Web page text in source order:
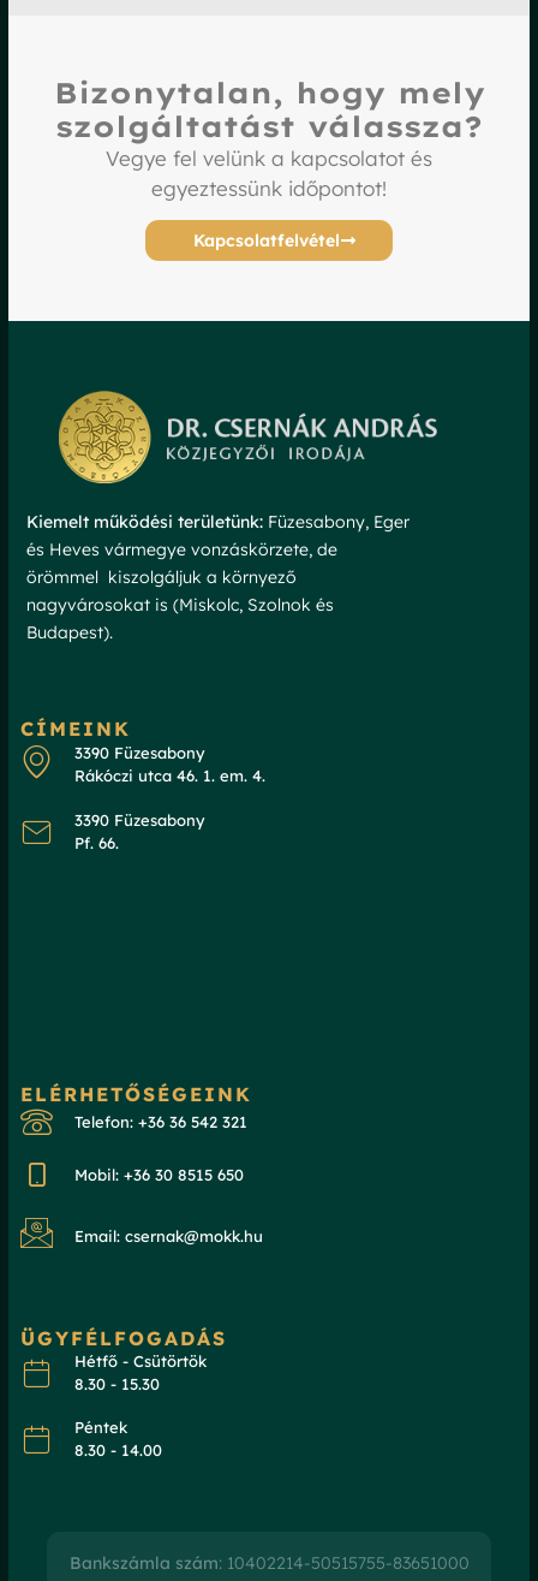
Bizonytalan, hogy mely
szolgáltatást válassza?
Vegye fel velünk a kapcsolatot és
egyeztessünk időpontot!
Kapcsolatfelvétel
Kiemelt működési területünk: Füzesabony, Eger
és Heves vármegye vonzáskörzete, de
örömmel kiszolgáljuk a környező
nagyvárosokat is (Miskolc, Szolnok és
Budapest).
CÍMEINK
3390 Füzesabony
Rákóczi utca 46. 1. em. 4.
3390 Füzesabony
Pf. 66.
ELÉRHETŐSÉGEINK
Telefon: +36 36 542 321
Mobil: +36 30 8515 650
Email: csernak@mokk.hu
ÜGYFÉLFOGADÁS
Hétfő - Csütörtök
8.30 - 15.30
Péntek
8.30 - 14.00
Bankszámla szám: 10402214-50515755-83651000